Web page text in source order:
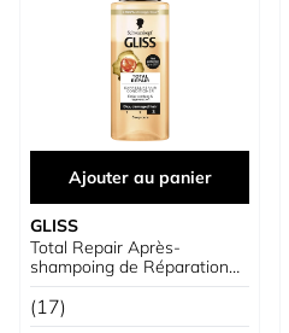
Ajouter au panier
GLISS
Total Repair Après-
shampoing de Réparation
Express
(17)